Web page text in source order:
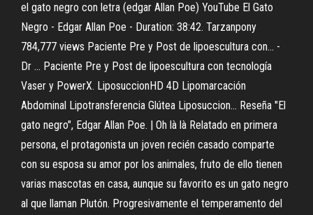
el gato negro con letra (edgar Allan Poe) YouTube El Gato
Negro - Edgar Allan Poe - Duration: 38:42. Tarzanpony
784,777 views Paciente Pre y Post de lipoescultura con... -
Dr ... Paciente Pre y Post de lipoescultura con tecnología
Vaser y PowerX. LiposuccionHD 4D Lipomarcación
Abdominal Lipotransferencia Glútea Liposuccion... Reseña "El
gato negro", Edgar Allan Poe. | Oh là là Relatado en primera
persona, el protagonista un joven recién casado comparte
con su esposa su amor por los animales, fruto de ello tienen
varias mascotas en casa, aunque su favorito es un gato negro
al que llaman Plutón. Progresivamente el temperamento del